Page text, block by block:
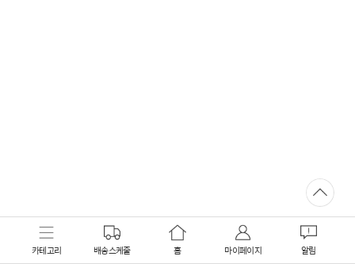
카테고리 배송스케줄 홈 마이페이지 알림